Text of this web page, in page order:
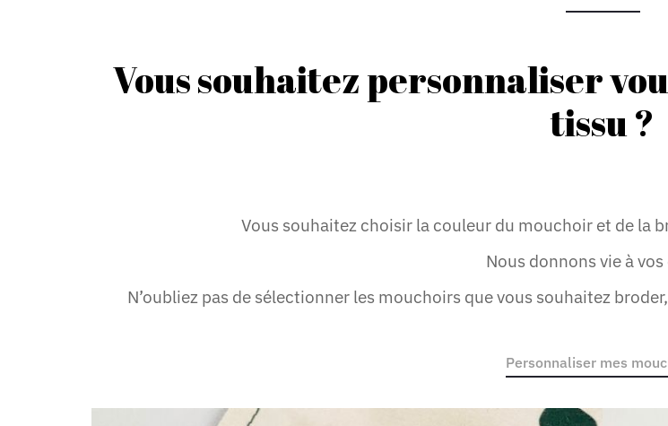
Vous souhaitez personnaliser
tissu ?
Vous souhaitez choisir la couleur du mouchoir et de la
Nous donnons vie à vos
N’oubliez pas de sélectionner les mouchoirs que vous souhaitez
Personnaliser mes